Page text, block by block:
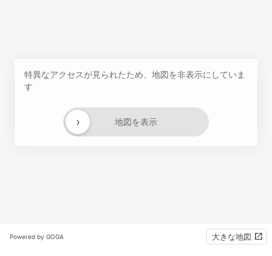
特異なアクセスが見られたため、地図を非表示にしていま
す
地図を表示
›
Powered by GOGA 大きな地図